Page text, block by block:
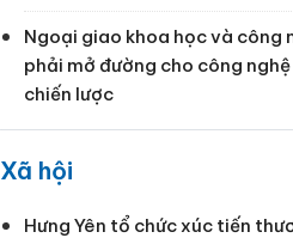
Ngoại giao khoa học và công
phải mở đường cho công nghệ
chiến lược
Xã hội
Hưng Yên tổ chức xúc tiến